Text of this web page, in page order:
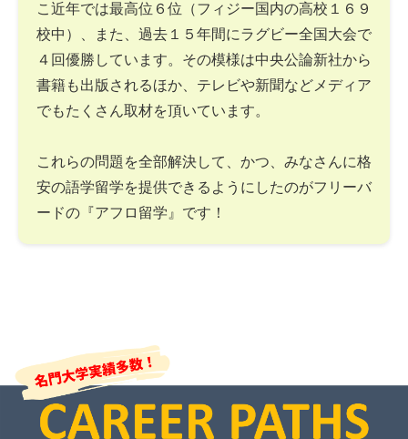
こ近年では最高位６位（フィジー国内の高校１６９
校中）、また、過去１５年間にラグビー全国大会で
４回優勝しています。その模様は中央公論新社から
書籍も出版されるほか、テレビや新聞などメディア
でもたくさん取材を頂いています。
これらの問題を全部解決して、かつ、みなさんに格
安の語学留学を提供できるようにしたのがフリーバ
ードの『アフロ留学』です！